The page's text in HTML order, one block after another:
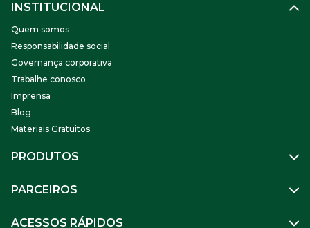
INSTITUCIONAL
Quem somos
Responsabilidade social
Governança corporativa
Trabalhe conosco
Imprensa
Blog
Materiais Gratuitos
PRODUTOS
Benefícios
PARCEIROS
ACESSOS RÁPIDOS